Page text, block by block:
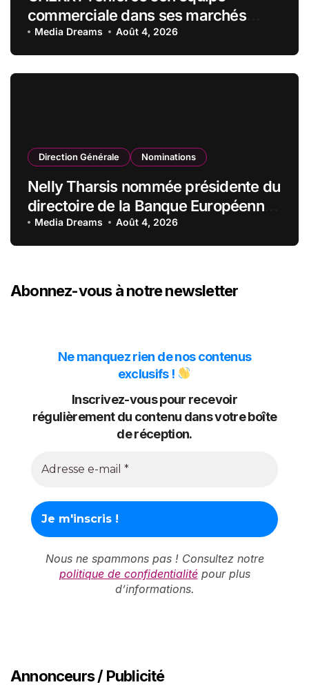
commerciale dans ses marchés
stratégiques
Media Dreams Août 4, 2026
Direction Générale Nominations
Nelly Tharsis nommée présidente du
directoire de la Banque Européenne
du Crédit Mutuel
Media Dreams Août 4, 2026
Abonnez-vous à notre newsletter
Ne manquez rien de nos contenus
exclusifs !
Inscrivez-vous pour recevoir
régulièrement du contenu dans votre boîte
de réception.
Nous ne spammons pas ! Consultez notre
politique de confidentialitépour plus
d’informations.
Annonceurs / Publicité